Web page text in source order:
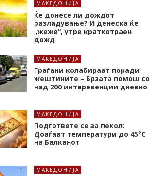
МАКЕДОНИЈА
Ќе донесе ли дождот
разладување? И денеска ќе
„жеже“, утре краткотраен
дожд
МАКЕДОНИЈА
Граѓани колабираат поради
жештините – Брзата помош со
над 200 интеревенции дневно
МАКЕДОНИЈА
Подгответе се за пекол:
Доаѓаат температури до 45°C
на Балканот
МАКЕДОНИЈА